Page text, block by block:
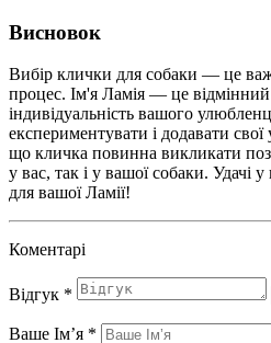
Висновок
Вибір клички для собаки — це
процес. Ім'я Ламія — це відмінний
індивідуальність вашого
експериментувати і додавати свої
що кличка повинна викликати
у вас, так і у вашої собаки. Удачі
для вашої Ламії!
Коментарі
Відгук *
Ваше Імʼя *